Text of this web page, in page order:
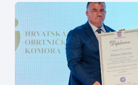
otvoren u petak, 23. listopada
poslijepodnevnim, uz uvodno
domaćina. Tijekom subote, 24.
predavanja, interaktivne radionice te
aktualne teme. […]